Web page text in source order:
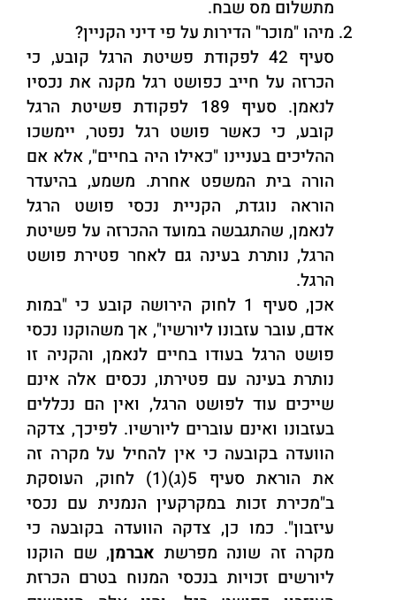
מתשלום מס שבח.
מיהו "מוכר" הדירות על פי דיני הקניין?
סעיף 42 לפקודת פשיטת הרגל קובע, כי
הכרזה על חייב כפושט רגל מקנה את נכסיו
לנאמן. סעיף 189 לפקודת פשיטת הרגל
קובע, כי כאשר פושט רגל נפטר, יימשכו
ההליכים בעניינו "כאילו היה בחיים", אלא אם
הורה בית המשפט אחרת. משמע, בהיעדר
הוראה נוגדת, הקניית נכסי פושט הרגל
לנאמן, שהתגבשה במועד ההכרזה על פשיטת
הרגל, נותרת בעינה גם לאחר פטירת פושט
הרגל.
אכן, סעיף 1 לחוק הירושה קובע כי "במות
אדם, עובר עזבונו ליורשיו", אך משהוקנו נכסי
פושט הרגל בעודו בחיים לנאמן, והקניה זו
נותרת בעינה עם פטירתו, נכסים אלה אינם
שייכים עוד לפושט הרגל, ואין הם נכללים
בעזבונו ואינם עוברים ליורשיו. לפיכך, צדקה
הוועדה בקובעה כי אין להחיל על מקרה זה
את הוראת סעיף 5(ג)(1) לחוק, העוסקת
ב"מכירת זכות במקרקעין הנמנית עם נכסי
עיזבון". כמו כן, צדקה הוועדה בקובעה כי
מקרה זה שונה מפרשת אברמן, שם הוקנו
ליורשים זכויות בנכסי המנוח בטרם הכרזת